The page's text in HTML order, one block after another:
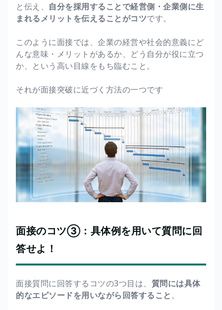
と伝え、 自分を採用することで経営側・企業側に生
まれるメリットを伝えることがコツです。
このように面接では、企業の経営や社会的意義にど
んな意味・メリットがあるか、どう自分が役に立つ
か、という高い目線をもち臨むこと。
それが面接突破に近づく方法の一つです
面接のコツ③：具体例を用いて質問に回
答せよ！
面接質問に回答するコツの3つ目は、 質問には具体
的なエピソードを用いながら回答すること。